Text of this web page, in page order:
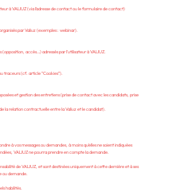
à VALIUZ (via l’adresse de contact ou le formulaire de contact)
par Valiuz (exemples : webinar).
accès…) adressés par l’utilisateur à VALIUZ.
traceurs (cf. article “Cookies”).
et gestion des entretiens (prise de contact avec les candidats, prise
la relation contractuelle entre la Valiuz et le candidat).
à vos messages ou demandes, à moins qu’elles ne soient indiquées
VALIUZ ne pourra prendre en compte la demande.
de VALIUZ, et sont destinées uniquement à cette dernière et à ses
ou demande.
habilités.